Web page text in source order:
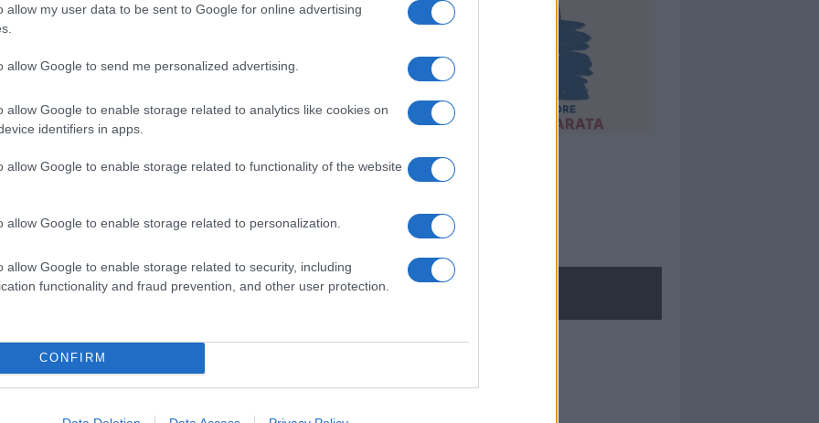
allow my user data to be sent to Google for online advertising
allow Google to send me personalized advertising.
allow Google to enable storage related to analytics like cookies on
identifiers in apps.
allow Google to enable storage related to functionality of the website
allow Google to enable storage related to personalization.
allow Google to enable storage related to security, including
functionality and fraud prevention, and other user protection.
CONFIRM
di GalluraOggi.it
i tuoi video e le tue foto
+39 345 356 7512
news daGoogle News
Mario Malu